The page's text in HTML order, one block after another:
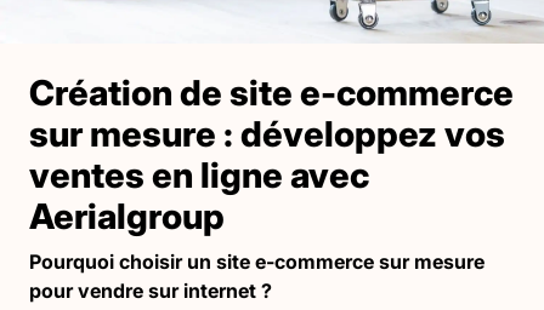
Création de site e-commerce
sur mesure : développez vos
ventes en ligne avec
Aerialgroup
Pourquoi choisir un site e-commerce sur mesure
pour vendre sur internet ?